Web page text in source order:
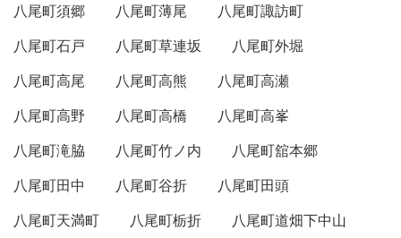
八尾町須郷
八尾町薄尾
八尾町諏訪町
八尾町石戸
八尾町草連坂
八尾町外堀
八尾町高尾
八尾町高熊
八尾町高瀬
八尾町高野
八尾町高橋
八尾町高峯
八尾町滝脇
八尾町竹ノ内
八尾町舘本郷
八尾町田中
八尾町谷折
八尾町田頭
八尾町天満町
八尾町栃折
八尾町道畑下中山